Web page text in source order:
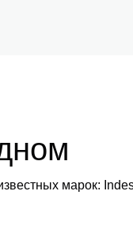
марок: